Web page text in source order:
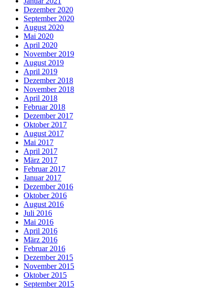
Dezember 2020
September 2020
August 2020
Mai 2020
April 2020
November 2019
August 2019
April 2019
Dezember 2018
November 2018
April 2018
Februar 2018
Dezember 2017
Oktober 2017
August 2017
Mai 2017
April 2017
März 2017
Februar 2017
Januar 2017
Dezember 2016
Oktober 2016
August 2016
Juli 2016
Mai 2016
April 2016
März 2016
Februar 2016
Dezember 2015
November 2015
Oktober 2015
September 2015